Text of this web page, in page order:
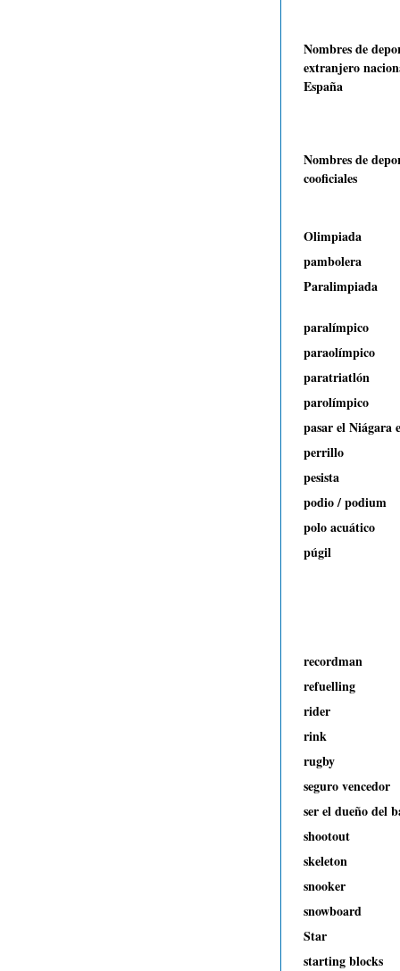
Nombres de
extranjero
España
Nombres de
cooficiales
Olimpiada
pambolera
Paralimpiada
paralímpico
paraolímpico
paratriatlón
parolímpico
pasar el Niágara
perrillo
pesista
podio / podium
polo acuático
púgil
recordman
refuelling
rider
rink
rugby
seguro vencedor
ser el dueño del
shootout
skeleton
snooker
snowboard
Star
starting blocks